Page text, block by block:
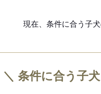
現在、条件に合う子
＼ 条件に合う子